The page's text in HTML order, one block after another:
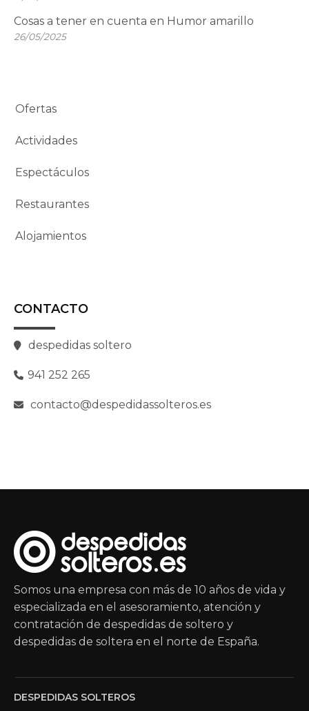
Cosas a tener en cuenta en Humor amarillo
26/05/2025
Ofertas
Actividades
Espectáculos
Restaurantes
Alojamientos
CONTACTO
despedidas soltero
941 252 265
contacto@despedidassolteros.es
Somos una empresa con más de 10 años de vida y
especializada en el asesoramiento, atención y
contratación de despedidas de soltero y
despedidas de soltera en el norte de España.
DESPEDIDAS SOLTEROS